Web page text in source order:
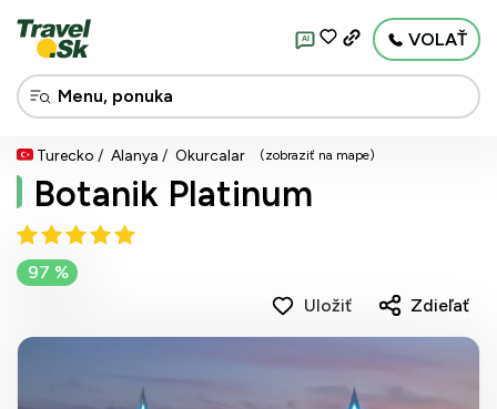
AI VOLAŤ
Turecko Alanya Okurcalar (zobraziť na mape)
Botanik Platinum
97 %
Uložiť
Zdieľať